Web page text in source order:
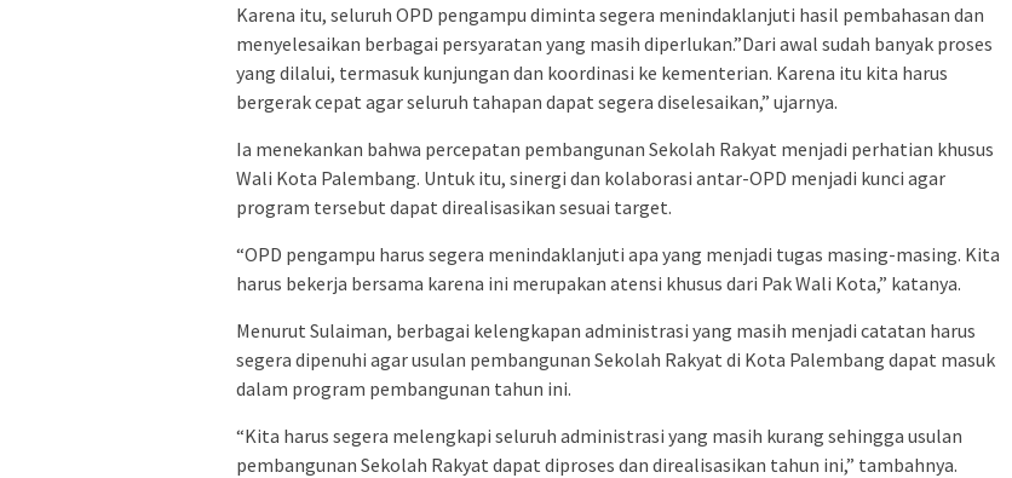
Karena itu, seluruh OPD pengampu diminta segera menindaklanjuti hasil pembahasan dan
menyelesaikan berbagai persyaratan yang masih diperlukan.”Dari awal sudah banyak proses
yang dilalui, termasuk kunjungan dan koordinasi ke kementerian. Karena itu kita harus
bergerak cepat agar seluruh tahapan dapat segera diselesaikan,” ujarnya.
Ia menekankan bahwa percepatan pembangunan Sekolah Rakyat menjadi perhatian khusus
Wali Kota Palembang. Untuk itu, sinergi dan kolaborasi antar-OPD menjadi kunci agar
program tersebut dapat direalisasikan sesuai target.
“OPD pengampu harus segera menindaklanjuti apa yang menjadi tugas masing-masing. Kita
harus bekerja bersama karena ini merupakan atensi khusus dari Pak Wali Kota,” katanya.
Menurut Sulaiman, berbagai kelengkapan administrasi yang masih menjadi catatan harus
segera dipenuhi agar usulan pembangunan Sekolah Rakyat di Kota Palembang dapat masuk
dalam program pembangunan tahun ini.
“Kita harus segera melengkapi seluruh administrasi yang masih kurang sehingga usulan
pembangunan Sekolah Rakyat dapat diproses dan direalisasikan tahun ini,” tambahnya.